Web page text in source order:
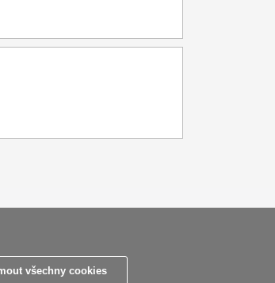
Nastavení souborů cookies
všechny cookies